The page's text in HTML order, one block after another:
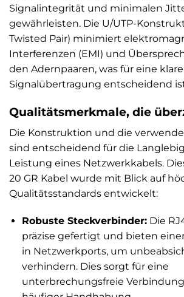
Signalintegrität und minimalen
gewährleisten. Die U/UTP-
Twisted Pair) minimiert
Interferenzen (EMI) und
den Adernpaaren, was für eine
Signalübertragung entscheidend
Qualitätsmerkmale, die
Die Konstruktion und die
sind entscheidend für die
Leistung eines Netzwerkkabels.
20 GR Kabel wurde mit Blick auf
Qualitätsstandards entwickelt:
Robuste Steckverbinder:Die
präzise gefertigt und bieten
in Netzwerkports, um
verhindern. Dies sorgt für eine
unterbrechungsfreie